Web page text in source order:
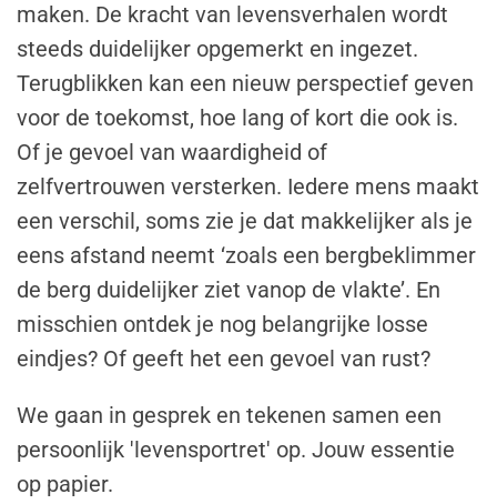
maken. De kracht van levensverhalen wordt
steeds duidelijker opgemerkt en ingezet.
Terugblikken kan een nieuw perspectief geven
voor de toekomst, hoe lang of kort die ook is.
Of je gevoel van waardigheid of
zelfvertrouwen versterken. Iedere mens maakt
een verschil, soms zie je dat makkelijker als je
eens afstand neemt ‘zoals een bergbeklimmer
de berg duidelijker ziet vanop de vlakte’. En
misschien ontdek je nog belangrijke losse
eindjes? Of geeft het een gevoel van rust?
We gaan in gesprek en tekenen samen een
persoonlijk 'levensportret' op. Jouw essentie
op papier.